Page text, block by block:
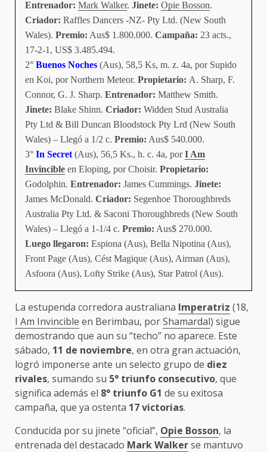
Entrenador: Mark Walker. Jinete: Opie Bosson.
Criador: Raffles Dancers -NZ- Pty Ltd. (New South
Wales). Premio: Aus$ 1.800.000. Campaña: 23 acts.,
17-2-1, US$ 3.485.494.
2° Buenos Noches (Aus), 58,5 Ks, m. z. 4a, por Supido
en Koi, por Northern Meteor. Propietario: A. Sharp, F.
Connor, G. J. Sharp. Entrenador: Matthew Smith.
Jinete: Blake Shinn. Criador: Widden Stud Australia
Pty Ltd & Bill Duncan Bloodstock Pty Lrd (New South
Wales) – Llegó a 1/2 c. Premio: Aus$ 540.000.
3° In Secret (Aus), 56,5 Ks., h. c. 4a, porI Am
Invincible en Eloping, por Choisir. Propietario:
Godolphin. Entrenador: James Cummings. Jinete:
James McDonald. Criador: Segenhoe Thoroughbreds
Australia Pty Ltd. & Saconi Thoroughbreds (New South
Wales) – Llegó a 1-1/4 c. Premio: Aus$ 270.000.
Luego llegaron: Espiona (Aus), Bella Nipotina (Aus),
Front Page (Aus), Cést Magique (Aus), Airman (Aus),
Asfoora (Aus), Lofty Strike (Aus), Star Patrol (Aus).
La estupenda corredora australiana Imperatriz (18,
I Am Invincible en Berimbau, porShamardal) sigue
demostrando que aun su “techo” no aparece. Este
sábado, 11 de noviembre, en otra gran actuación,
logró imponerse ante un selecto grupo de diez
rivales, sumando su 5° triunfo consecutivo, que
significa además el 8° triunfo G1 de su exitosa
campaña, que ya ostenta 17 victorias.
Conducida por su jinete “oficial”, Opie Bosson, la
entrenada del destacado Mark Walkerse mantuvo